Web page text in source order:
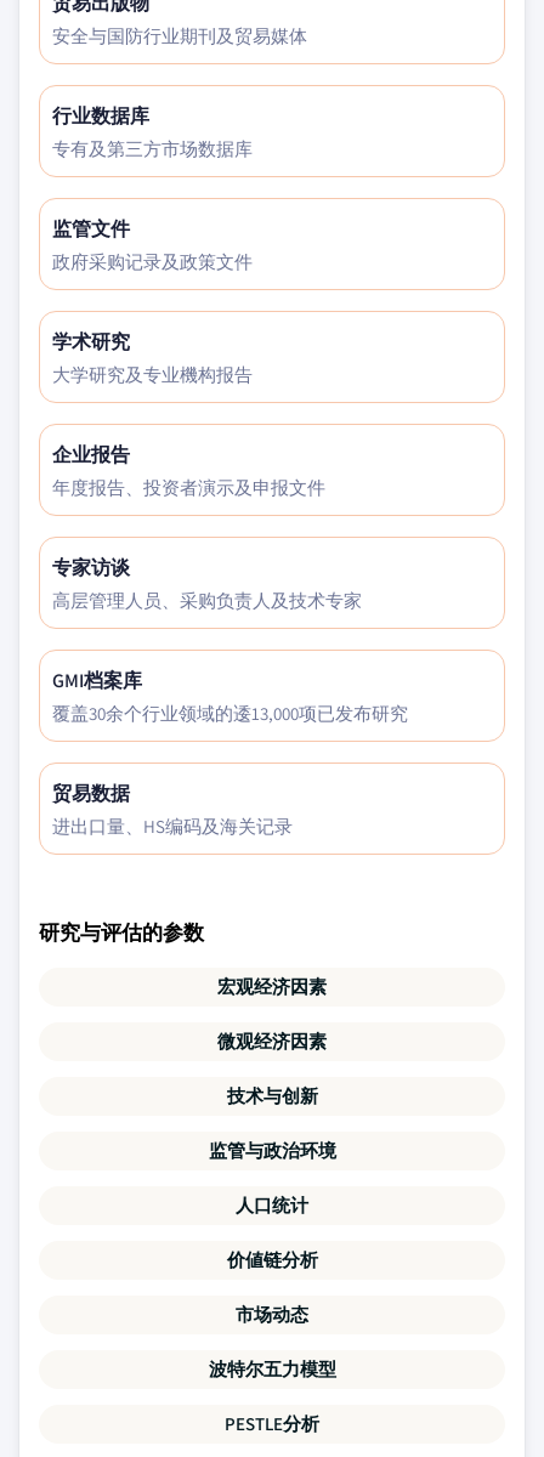
安全与国防行业期刊及贸易媒体
行业数据库
专有及第三方市场数据库
监管文件
政府采购记录及政策文件
学术研究
大学研究及专业機构报告
企业报告
年度报告、投资者演示及申报文件
专家访谈
高层管理人员、采购负责人及技术专家
GMI档案库
覆盖30余个行业领域的逶13,000项已发布研究
贸易数据
进出口量、HS编码及海关记录
研究与评估的参数
宏观经济因素
微观经济因素
技术与创新
监管与政治环境
人口统计
价値链分析
市场动态
波特尔五力模型
PESTLE分析